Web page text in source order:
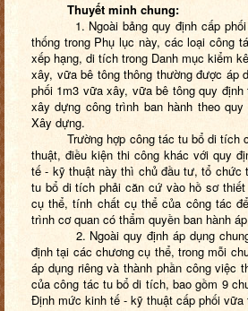
Thuyết minh chung:
1. Ngoài bảng quy định cấp
thống trong Phụ lục này, các loại công
xếp hạng, di tích trong Danh mục kiểm
xây, vữa bê tông thông thường được áp
phối 1m3 vữa xây, vữa bê tông quy
xây dựng công trình ban hành theo
Xây dựng.
Trường hợp công tác tu bổ di tích
thuật, điều kiện thi công khác với quy
tế - kỹ thuật này thì chủ đầu tư, tổ chức
tu bổ di tích phải căn cứ vào hồ sơ
cụ thể, tính chất cụ thể của công tác
trình cơ quan có thẩm quyền ban hành
2. Ngoài quy định áp dụng chung
định tại các chương cụ thể, trong mỗi
áp dụng riêng và thành phần công việc
của công tác tu bổ di tích, bao gồm 9
Định mức kinh tế - kỹ thuật cấp phối vữa